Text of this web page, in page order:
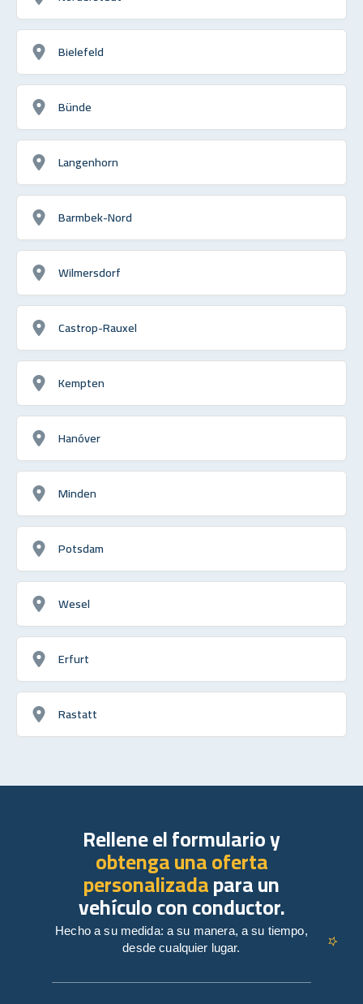
Bielefeld
Bünde
Langenhorn
Barmbek-Nord
Wilmersdorf
Castrop-Rauxel
Kempten
Hanóver
Minden
Potsdam
Wesel
Erfurt
Rastatt
Rellene el formulario y
obtenga una oferta
personalizadapara un
vehículo con conductor.
Hecho a su medida: a su manera, a su tiempo,
desde cualquier lugar.